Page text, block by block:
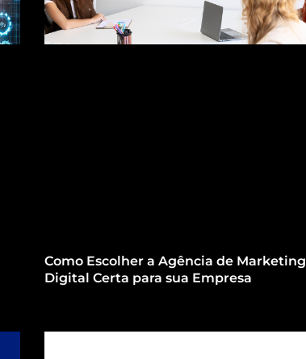
Como Escolher a Agência de Marketing
Digital Certa para sua Empresa